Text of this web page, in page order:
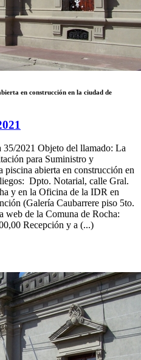
en construcción en la ciudad de
2021 Objeto del llamado: La
para Suministro y
abierta en construcción en
Dpto. Notarial, calle Gral.
y en la Oficina de la IDR en
(Galería Caubarrere piso 5to.
web de la Comuna de Rocha:
Recepción y a (...)